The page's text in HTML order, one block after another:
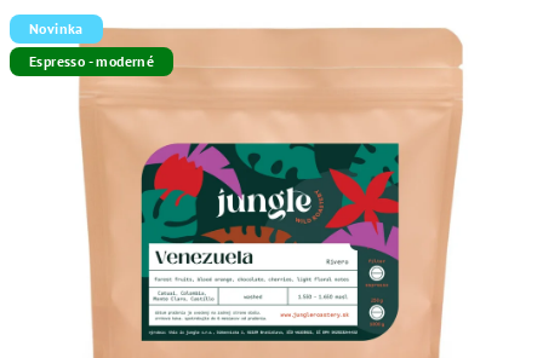
Novinka
Espresso - moderné